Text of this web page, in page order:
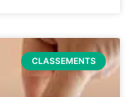
CLASSEMENTS